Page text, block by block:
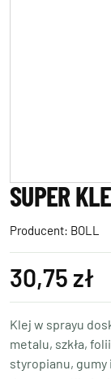
SUPER
Producent: BOLL
30,75 zł
Klej w sprayu
metalu, szkła,
styropianu, gumy